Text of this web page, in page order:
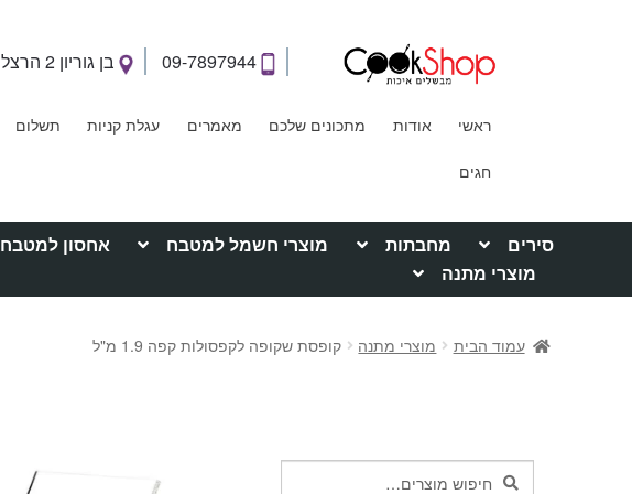
09-7897944 בן גוריון 2 הרצליה
ראשי אודות מתכונים שלכם מאמרים עגלת קניות תשלום
חגים
סירים מחבתות מוצרי חשמל למטבח אחסון למטבח
מוצרי מתנה
עמוד הבית מוצרי מתנה קופסת שקופה לקפסולות קפה 1.9 מ"ל
חיפושחיפוש